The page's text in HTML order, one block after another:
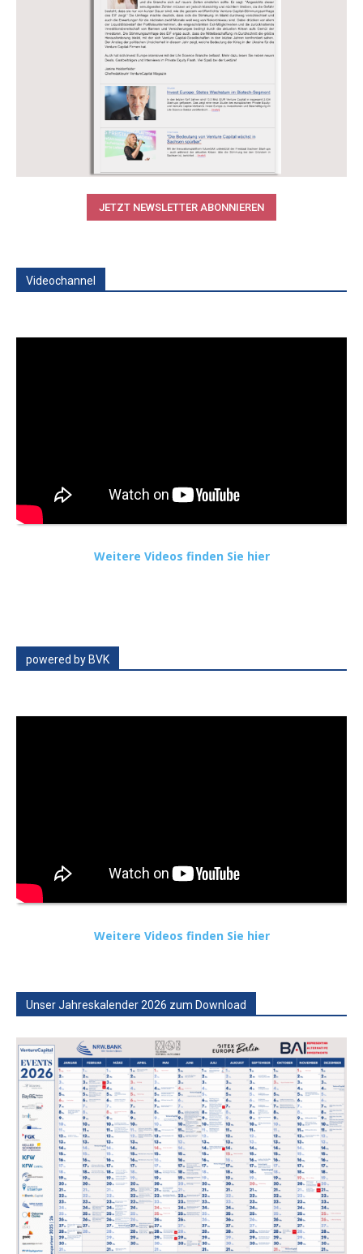
JETZT NEWSLETTER ABONNIEREN
Videochannel
Weitere Videos finden Sie hier
powered by BVK
Weitere Videos finden Sie hier
Unser Jahreskalender 2026 zum Download